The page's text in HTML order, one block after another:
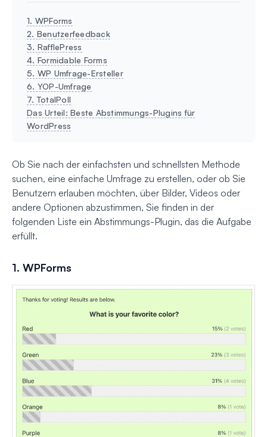
1. WPForms
2. Benutzerfeedback
3. RafflePress
4. Formidable Forms
5. WP Umfrage-Ersteller
6. YOP-Umfrage
7. TotalPoll
Das Urteil: Beste Abstimmungs-Plugins für
WordPress
Ob Sie nach der einfachsten und schnellsten Methode
suchen, eine einfache Umfrage zu erstellen, oder ob Sie
Benutzern erlauben möchten, über Bilder, Videos oder
andere Optionen abzustimmen, Sie finden in der
folgenden Liste ein Abstimmungs-Plugin, das die Aufgabe
erfüllt.
1. WPForms